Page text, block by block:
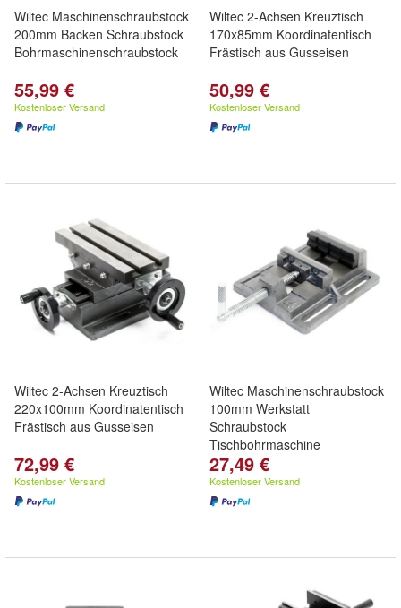
Wiltec Maschinenschraubstock
200mm Backen Schraubstock
Bohrmaschinenschraubstock
55,99 €
Kostenloser Versand
Wiltec 2-Achsen Kreuztisch
170x85mm Koordinatentisch
Frästisch aus Gusseisen
50,99 €
Kostenloser Versand
Wiltec 2-Achsen Kreuztisch
220x100mm Koordinatentisch
Frästisch aus Gusseisen
72,99 €
Kostenloser Versand
Wiltec Maschinenschraubstock
100mm Werkstatt
Schraubstock
Tischbohrmaschine
27,49 €
Kostenloser Versand